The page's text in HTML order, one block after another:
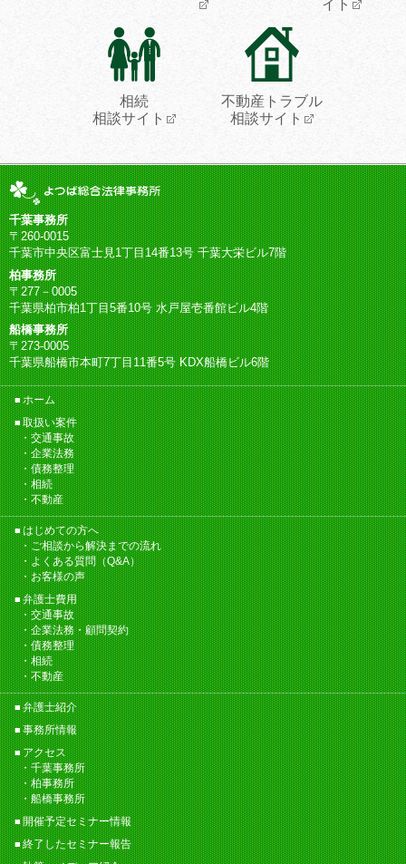
イト
相続
相談サイト
不動産トラブル
相談サイト
千葉事務所
〒260-0015
千葉市中央区富士見1丁目14番13号 千葉大栄ビル7階
柏事務所
〒277－0005
千葉県柏市柏1丁目5番10号 水戸屋壱番館ビル4階
船橋事務所
〒273-0005
千葉県船橋市本町7丁目11番5号 KDX船橋ビル6階
ホーム
取扱い案件
交通事故
企業法務
債務整理
相続
不動産
はじめての方へ
ご相談から解決までの流れ
よくある質問（Q&A）
お客様の声
弁護士費用
交通事故
企業法務・顧問契約
債務整理
相続
不動産
弁護士紹介
事務所情報
アクセス
千葉事務所
柏事務所
船橋事務所
開催予定セミナー情報
終了したセミナー報告